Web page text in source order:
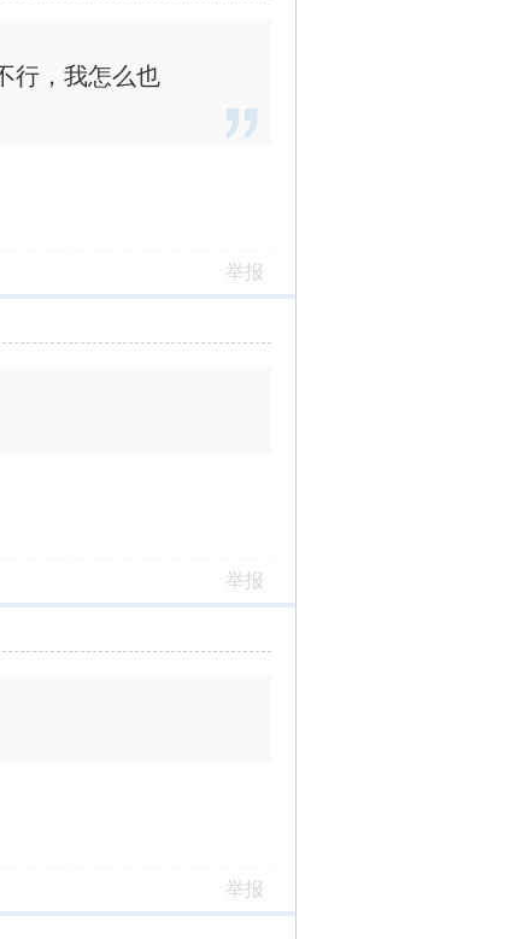
行，我怎么也
举报
举报
举报